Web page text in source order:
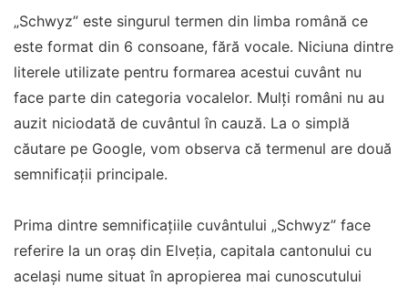
„Schwyz” este singurul termen din limba română ce
este format din 6 consoane, fără vocale. Niciuna dintre
literele utilizate pentru formarea acestui cuvânt nu
face parte din categoria vocalelor. Mulți români nu au
auzit niciodată de cuvântul în cauză. La o simplă
căutare pe Google, vom observa că termenul are două
semnificații principale.
Prima dintre semnificațiile cuvântului „Schwyz” face
referire la un oraș din Elveția, capitala cantonului cu
același nume situat în apropierea mai cunoscutului